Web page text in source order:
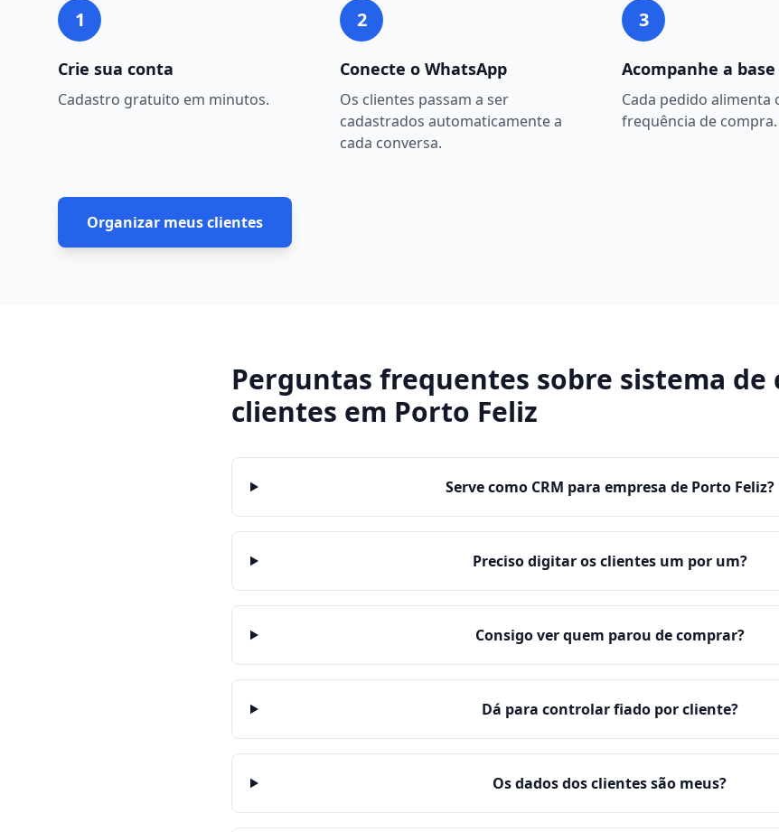
1
Crie sua conta
Cadastro gratuito em minutos.
2
Conecte o WhatsApp
Os clientes passam a ser
cadastrados automaticamente a
cada conversa.
3
Acompanhe a
Cada pedido alimenta
frequência de compra.
Organizar meus clientes
Perguntas frequentes sobre sistema de
clientes em Porto Feliz
Serve como CRM para empresa de Porto Feliz?
Preciso digitar os clientes um por um?
Consigo ver quem parou de comprar?
Dá para controlar fiado por cliente?
Os dados dos clientes são meus?